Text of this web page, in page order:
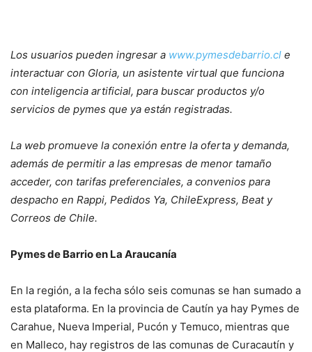
Los usuarios pueden ingresar a www.pymesdebarrio.cl e
interactuar con Gloria, un asistente virtual que funciona
con inteligencia artificial, para buscar productos y/o
servicios de pymes que ya están registradas.
La web promueve la conexión entre la oferta y demanda,
además de permitir a las empresas de menor tamaño
acceder, con tarifas preferenciales, a convenios para
despacho en Rappi, Pedidos Ya, ChileExpress, Beat y
Correos de Chile.
Pymes de Barrio en La Araucanía
En la región, a la fecha sólo seis comunas se han sumado a
esta plataforma. En la provincia de Cautín ya hay Pymes de
Carahue, Nueva Imperial, Pucón y Temuco, mientras que
en Malleco, hay registros de las comunas de Curacautín y